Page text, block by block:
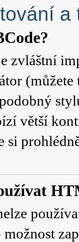
zvláštní
větší
si
možnost